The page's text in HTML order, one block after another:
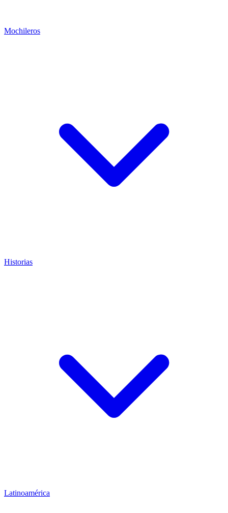
Mochileros
Historias
Latinoamérica